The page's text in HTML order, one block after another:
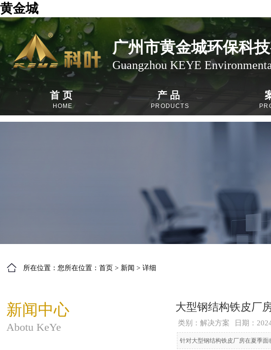
黄金城
广州市黄金城环保科
Guangzhou KEYE
首页
HOME
产品
PRODUCTS
所在位置：您所在位置： 首页 > 新闻 > 详细
新闻中心
Abotu KeYe
大型钢结构铁皮厂
类别： 解决方案 日期：
针对大型钢结构铁皮厂房在夏季面